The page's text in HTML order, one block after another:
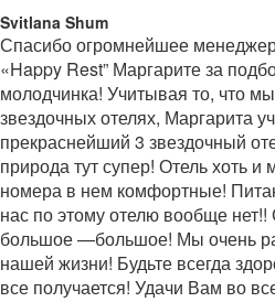
Svitlana Shum
Спасибо огромнейшее
«Happy Rest” Маргарите за
молодчинка! Учитывая то, что
звездочных отелях, Маргарита
прекраснейший 3 звездочный
природа тут супер! Отель хоть и
номера в нем комфортные!
нас по этому отелю вообще
большое —большое! Мы очень
нашей жизни! Будьте всегда
все получается! Удачи Вам во